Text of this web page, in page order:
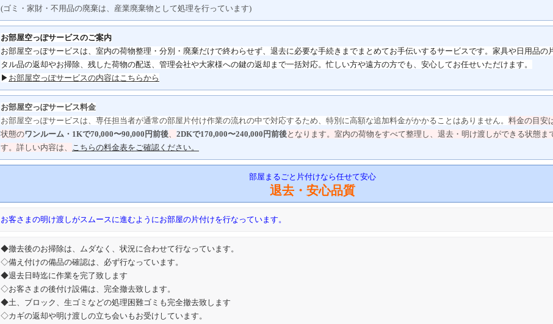
(ゴミ・家財・不用品の廃棄は、産業廃棄物として処理を行っています)
お部屋空っぽサービスのご案内
お部屋空っぽサービスは、室内の荷物整理・分別・ 廃棄だけで終わらせず、 退去に必要な手続きまでまとめてお手伝いするサービスです。 家具や日用品の
タル品の返却やお掃除、 残した荷物の配送、管理会社や大家様への鍵の返却まで一括対応。忙しい方や遠方の方でも、安心してお任せいただけます。
▶ お部屋空っぽサービスの内容はこちらから
お部屋空っぽサービス料金
お部屋空っぽサービスは、専任担当者が通常の部屋片付け作業の流れの中で対応するため、特別に高額な追加料金がかかることはありません。 料金の目安
状態のワンルーム・1Kで70,000〜90,000円前後、 2DKで170,000〜240,000円前後となります。 室内の荷物をすべて整理し、退去・明け渡しができる状態ま
す。詳しい内容は、 こちらの料金表をご確認ください。
部屋まるごと片付けなら任せて安心
退去・安心品質
お客さまの明け渡しがスムースに進むようにお部屋の片付けを行なっています。
◆撤去後のお掃除は、ムダなく、状況に合わせて行なっています。
◇備え付けの備品の確認は、必ず行なっています。
◆退去日時迄に作業を完了致します
◇お客さまの後付け設備は、完全撤去致します。
◆土、ブロック、生ゴミなどの処理困難ゴミも完全撤去致します
◇カギの返却や明け渡しの立ち会いもお受けしています。